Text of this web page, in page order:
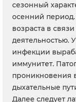
сезонный
осенний
возраста в
деятельностью.
инфекции
иммунитет.
проникновения
дыхательные
Далее следует